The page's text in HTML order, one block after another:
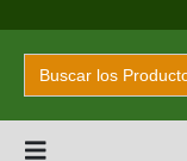
Buscar: